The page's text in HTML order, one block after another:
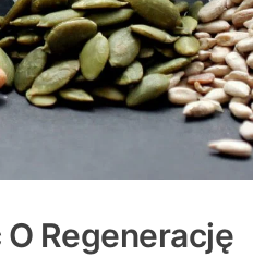
O Regenerację